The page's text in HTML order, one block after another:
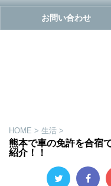
お問い合わせ
HOME > 生活 >
熊本で車の免許を合宿
紹介！！